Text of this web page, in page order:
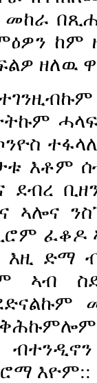
ከም
ዘለዉ
እቶም
ደብረ
ኣሎና
ፈቆዶ
እዚ ድማ
ኣብ
እዮም::